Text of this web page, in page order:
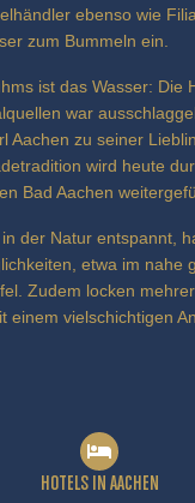
ebenso wie
zum Bummeln ein.
ist das Wasser: Die
war
Aachen zu seiner
wird heute
Bad Aachen
der Natur entspannt,
etwa im nahe
Zudem locken
einem vielschichtigen
HOTELS IN AACHEN